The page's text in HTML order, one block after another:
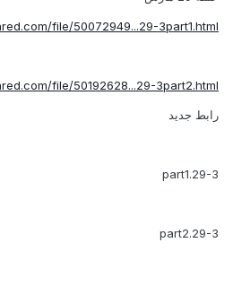
file/50072949...29-3part1.html
file/50192628...29-3part2.html
رابط جديد
29-3.part1
29-3.part2